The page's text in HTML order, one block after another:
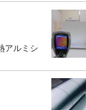
アルミシ